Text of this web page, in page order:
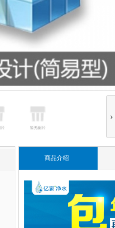
›
商品介绍